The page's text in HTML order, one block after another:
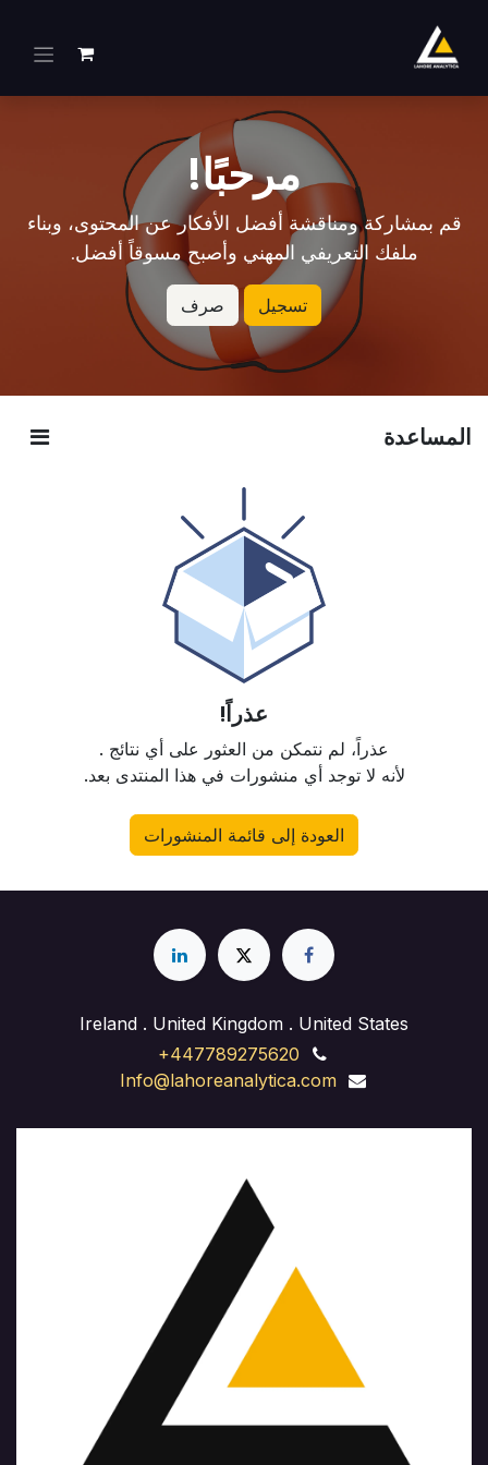
مرحبًا!
قم بمشاركة ومناقشة أفضل الأفكار عن المحتوى، وبناء
ملفك التعريفي المهني وأصبح مسوقاً أفضل.
تسجيل صرف
المساعدة
عذراً!
عذراً، لم نتمكن من العثور على أي نتائج .
لأنه لا توجد أي منشورات في هذا المنتدى بعد.
العودة إلى قائمة المنشورات
Ireland . United Kingdom . United States
+447789275620
Info@lahoreanalytica.com